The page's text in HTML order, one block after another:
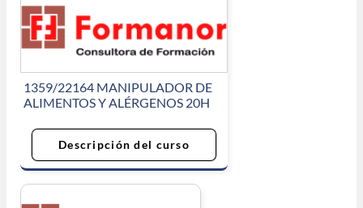
1359/22164 MANIPULADOR DE
ALIMENTOS Y ALÉRGENOS 20H
Descripción del curso